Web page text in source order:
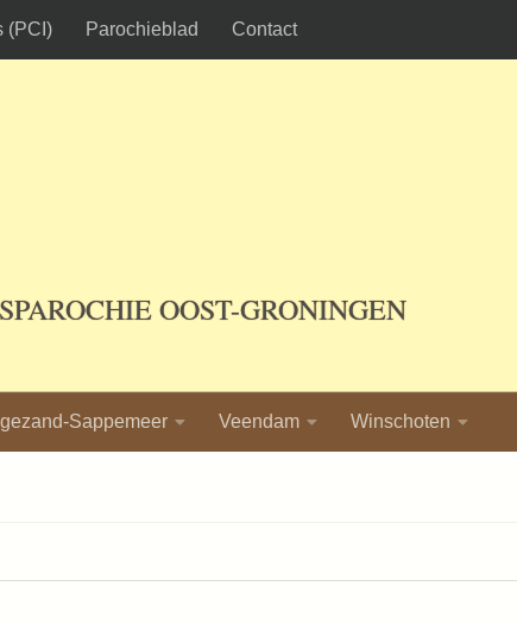
(PCI) Parochieblad Contact
OOST-GRONINGEN
Sappemeer Veendam Winschoten